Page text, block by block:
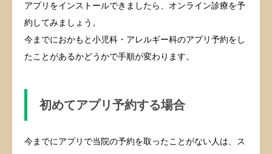
アプリをインストールできましたら、オンライン診療を予
約してみましょう。
今までにおかもと小児科・アレルギー科のアプリ予約をし
たことがあるかどうかで手順が変わります。
初めてアプリ予約する場合
今までにアプリで当院の予約を取ったことがない人は、ス